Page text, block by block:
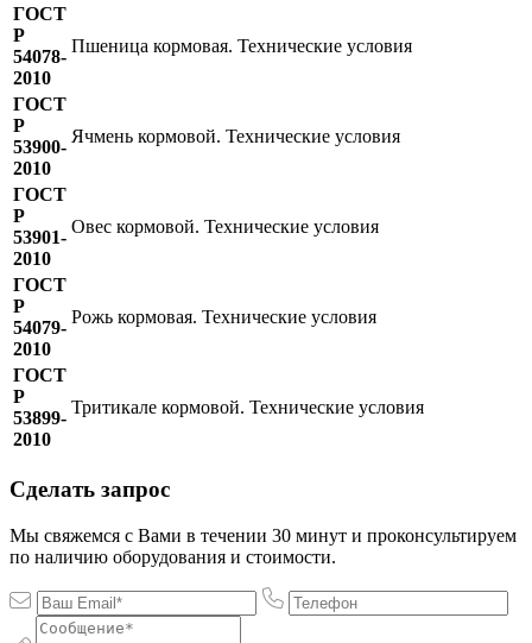
ГОСТ
Р
54078-
2010
Пшеница кормовая. Технические условия
ГОСТ
Р
53900-
2010
Ячмень кормовой. Технические условия
ГОСТ
Р
53901-
2010
Овес кормовой. Технические условия
ГОСТ
Р
54079-
2010
Рожь кормовая. Технические условия
ГОСТ
Р
53899-
2010
Тритикале кормовой. Технические условия
Сделать запрос
Мы свяжемся с Вами в течении 30 минут и проконсультируем
по наличию оборудования и стоимости.